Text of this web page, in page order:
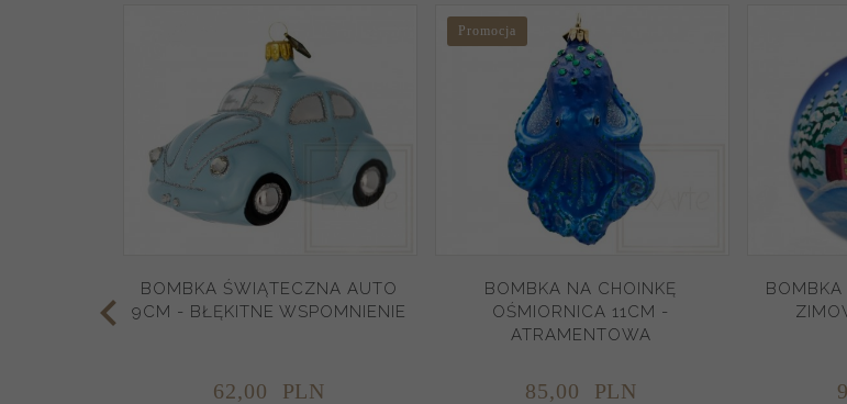
BOMBKA ŚWIĄTECZNA AUTO
9CM - BŁĘKITNE WSPOMNIENIE
62,00 PLN
Promocja
BOMBKA NA CHOINKĘ
OŚMIORNICA 11CM -
ATRAMENTOWA
85,00 PLN